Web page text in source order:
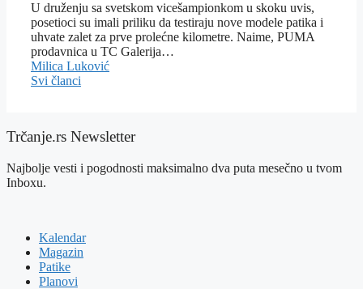
U druženju sa svetskom vicešampionkom u skoku uvis,
posetioci su imali priliku da testiraju nove modele patika i
uhvate zalet za prve prolećne kilometre. Naime, PUMA
prodavnica u TC Galerija…
Milica Luković
Svi članci
Trčanje.rs Newsletter
Najbolje vesti i pogodnosti maksimalno dva puta mesečno u tvom
Inboxu.
Kalendar
Magazin
Patike
Planovi